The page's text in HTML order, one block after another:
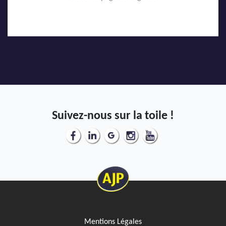
Suivez-nous sur la toile !
Mentions Légales